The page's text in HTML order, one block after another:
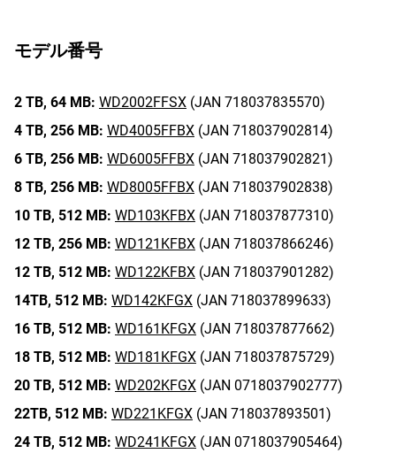
モデル番号
2 TB, 64 MB: WD2002FFSX (JAN 718037835570)
4 TB, 256 MB: WD4005FFBX (JAN 718037902814)
6 TB, 256 MB: WD6005FFBX (JAN 718037902821)
8 TB, 256 MB: WD8005FFBX (JAN 718037902838)
10 TB, 512 MB: WD103KFBX (JAN 718037877310)
12 TB, 256 MB: WD121KFBX (JAN 718037866246)
12 TB, 512 MB: WD122KFBX (JAN 718037901282)
14TB, 512 MB: WD142KFGX (JAN 718037899633)
16 TB, 512 MB: WD161KFGX (JAN 718037877662)
18 TB, 512 MB: WD181KFGX (JAN 718037875729)
20 TB, 512 MB: WD202KFGX (JAN 0718037902777)
22TB, 512 MB: WD221KFGX (JAN 718037893501)
24 TB, 512 MB: WD241KFGX (JAN 0718037905464)